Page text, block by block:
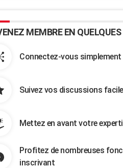
MEMBRE EN
Connectez-vous
Suivez vos discussions
Mettez en avant votre
Profitez de nombreuses
inscrivant